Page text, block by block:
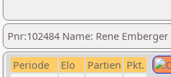
Pnr:102484 Name: Rene Emberger
Periode Elo Partien Pkt.